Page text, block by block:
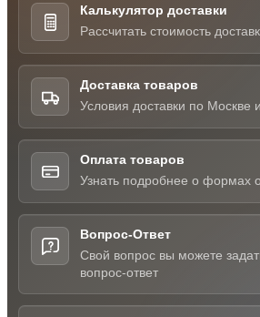
Калькулятор доставки
Рассчитать стоимость
Доставка товаров
Условия доставки по Москве
Оплата товаров
Узнать подробнее о формах
Вопрос-Ответ
Свой вопрос вы можете
вопрос-ответ